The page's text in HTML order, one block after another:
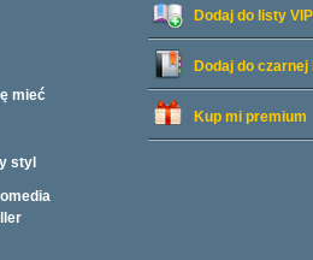
Dodaj do listy VIP
Dodaj do czarnej
Kup mi premium
mieć
styl